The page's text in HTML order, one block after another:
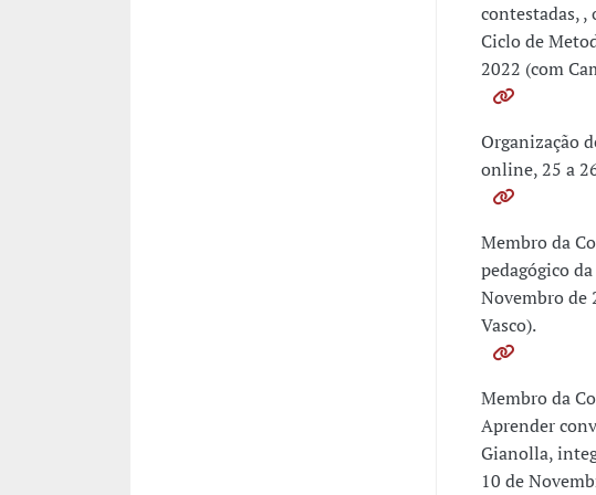
contestadas,
Ciclo de
2022 (com
Organização
online, 25 a
Membro da
pedagógico
Novembro de
Vasco).
Membro da
Aprender
Gianolla,
10 de